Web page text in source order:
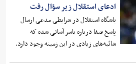
ادعای استقلال زیر سؤال رفت
باشگاه استقلال در شرایطی مدعی ارسال
پاسخ فیفا درباره یاسر آسانی شده که
شائبه‌های زیادی در این زمینه وجود دارد.